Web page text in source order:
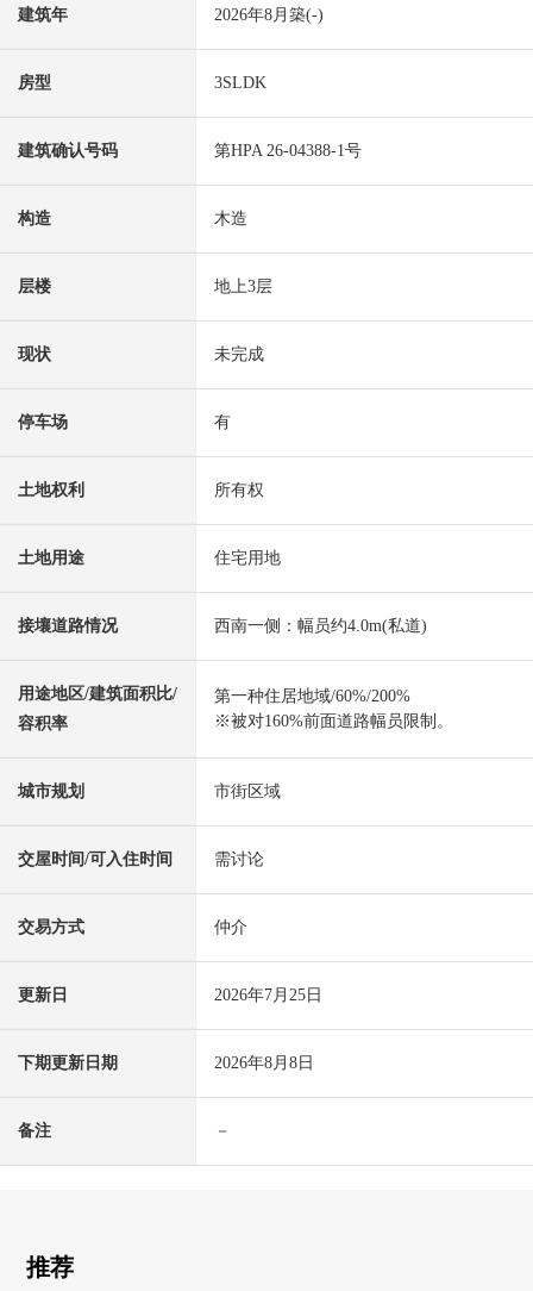
建筑年 2026年8月築(-)
房型 3SLDK
建筑确认号码 第HPA 26-04388-1号
构造 木造
层楼 地上3层
现状 未完成
停车场 有
土地权利 所有权
土地用途 住宅用地
接壤道路情况 西南一侧：幅员约4.0m(私道)
用途地区/建筑面积比/
容积率
第一种住居地域/60%/200%
※被对160%前面道路幅员限制。
城市规划 市街区域
交屋时间/可入住时间 需讨论
交易方式 仲介
更新日 2026年7月25日
下期更新日期 2026年8月8日
备注 －
推荐